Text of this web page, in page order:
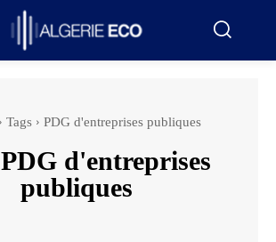
Tags PDG d'entreprises publiques
PDG d'entreprises
publiques